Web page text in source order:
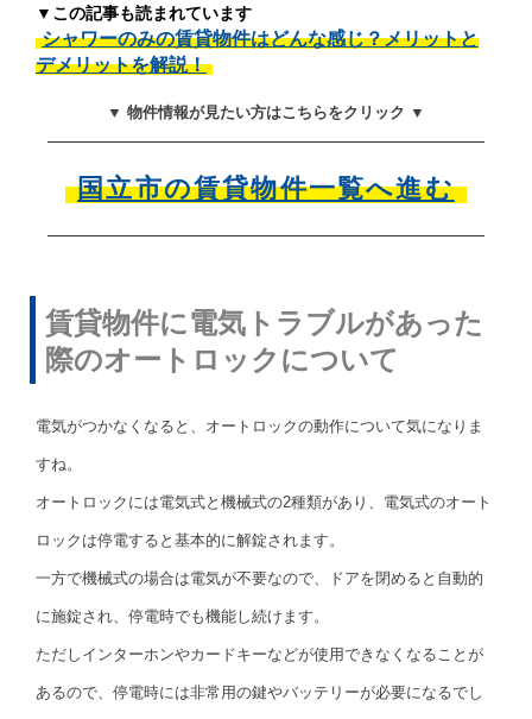
▼この記事も読まれています
シャワーのみの賃貸物件はどんな感じ？メリットと
デメリットを解説！
▼ 物件情報が見たい方はこちらをクリック ▼
国立市の賃貸物件一覧へ進む
賃貸物件に電気トラブルがあった
際のオートロックについて
電気がつかなくなると、オートロックの動作について気になりま
すね。
オートロックには電気式と機械式の2種類があり、電気式のオート
ロックは停電すると基本的に解錠されます。
一方で機械式の場合は電気が不要なので、ドアを閉めると自動的
に施錠され、停電時でも機能し続けます。
ただしインターホンやカードキーなどが使用できなくなることが
あるので、停電時には非常用の鍵やバッテリーが必要になるでし